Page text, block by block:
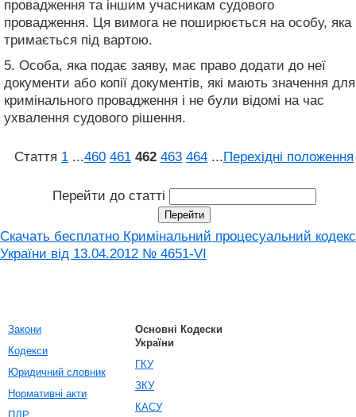
провадження та іншим учасникам судового
провадження. Ця вимога не поширюється на особу, яка
тримається під вартою.
5. Особа, яка подає заяву, має право додати до неї
документи або копії документів, які мають значення для
кримінального провадження і не були відомі на час
ухвалення судового рішення.
Стаття 1 ...460 461 462 463 464 ...Перехідні положення
Перейти до статті
Скачать бесплатно Кримінальний процесуальний кодекс
України від 13.04.2012 № 4651-VI
Закони
Кодекси
Юридичний словник
Нормативні акти
Основні Кодески
України
ГКУ
ЗКУ
КАСУ